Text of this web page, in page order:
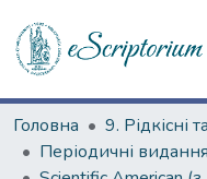
Головна